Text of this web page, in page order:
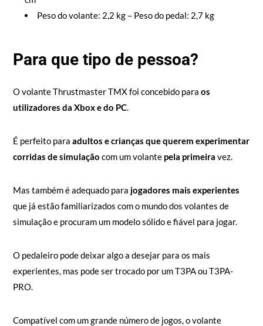
Peso do volante: 2,2 kg – Peso do pedal: 2,7 kg
Para que tipo de pessoa?
O volante Thrustmaster TMX foi concebido para os
utilizadores da Xbox e do PC.
É perfeito para adultos e crianças que querem experimentar
corridas de simulação com um volante pela primeira vez.
Mas também é adequado para jogadores mais experientes
que já estão familiarizados com o mundo dos volantes de
simulação e procuram um modelo sólido e fiável para jogar.
O pedaleiro pode deixar algo a desejar para os mais
experientes, mas pode ser trocado por um T3PA ou T3PA-
PRO.
Compatível com um grande número de jogos, o volante